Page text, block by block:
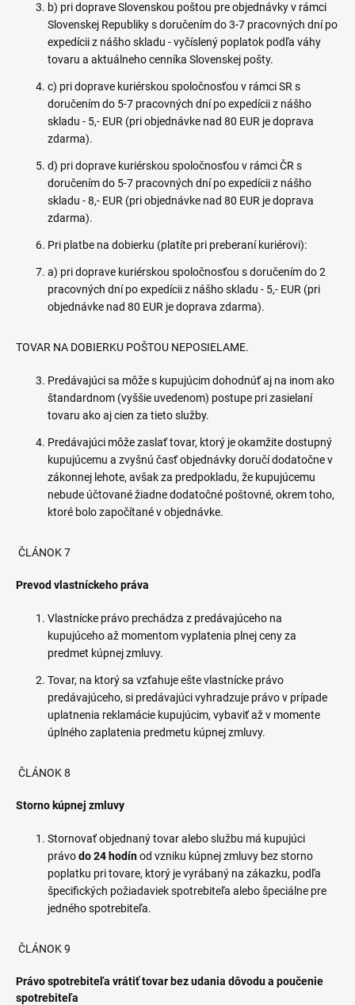
b) pri doprave Slovenskou poštou pre objednávky v rámci
Slovenskej Republiky s doručením do 3-7 pracovných dní po
expedícii z nášho skladu - vyčíslený poplatok podľa váhy
tovaru a aktuálneho cenníka Slovenskej pošty.
c) pri doprave kuriérskou spoločnosťou v rámci SR s
doručením do 5-7 pracovných dní po expedícii z nášho
skladu - 5,- EUR (pri objednávke nad 80 EUR je doprava
zdarma).
d) pri doprave kuriérskou spoločnosťou v rámci ČR s
doručením do 5-7 pracovných dní po expedícii z nášho
skladu - 8,- EUR (pri objednávke nad 80 EUR je doprava
zdarma).
Pri platbe na dobierku (platíte pri preberaní kuriérovi):
a) pri doprave kuriérskou spoločnosťou s doručením do 2
pracovných dní po expedícii z nášho skladu - 5,- EUR (pri
objednávke nad 80 EUR je doprava zdarma).
TOVAR NA DOBIERKU POŠTOU NEPOSIELAME.
Predávajúci sa môže s kupujúcim dohodnúť aj na inom ako
štandardnom (vyššie uvedenom) postupe pri zasielaní
tovaru ako aj cien za tieto služby.
Predávajúci môže zaslať tovar, ktorý je okamžite dostupný
kupujúcemu a zvyšnú časť objednávky doručí dodatočne v
zákonnej lehote, avšak za predpokladu, že kupujúcemu
nebude účtované žiadne dodatočné poštovné, okrem toho,
ktoré bolo započítané v objednávke.
ČLÁNOK 7
Prevod vlastníckeho práva
Vlastnícke právo prechádza z predávajúceho na
kupujúceho až momentom vyplatenia plnej ceny za
predmet kúpnej zmluvy.
Tovar, na ktorý sa vzťahuje ešte vlastnícke právo
predávajúceho, si predávajúci vyhradzuje právo v prípade
uplatnenia reklamácie kupujúcim, vybaviť až v momente
úplného zaplatenia predmetu kúpnej zmluvy.
ČLÁNOK 8
Storno kúpnej zmluvy
Stornovať objednaný tovar alebo službu má kupujúci
právodo 24 hodínod vzniku kúpnej zmluvy bez storno
poplatku pri tovare, ktorý je vyrábaný na zákazku, podľa
špecifických požiadaviek spotrebiteľa alebo špeciálne pre
jedného spotrebiteľa.
ČLÁNOK 9
Právo spotrebiteľa vrátiť tovar bez udania dôvodu a poučenie
spotrebiteľa